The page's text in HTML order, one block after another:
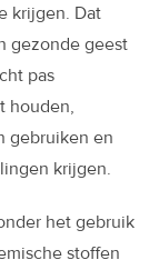
krijgen. Dat
gezonde geest
pas
houden,
gebruiken en
krijgen.
het gebruik
stoffen